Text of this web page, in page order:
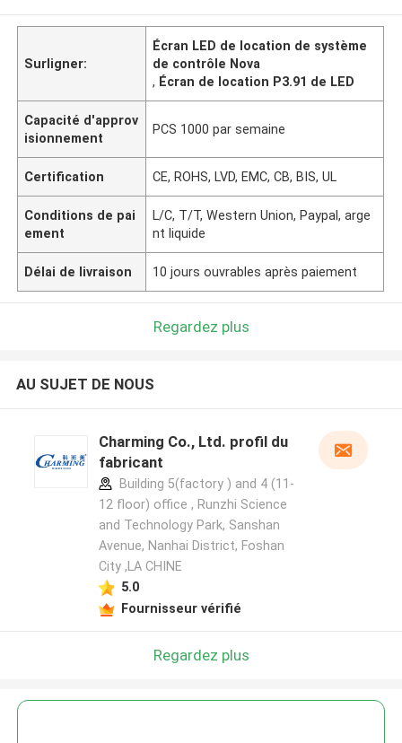
Surligner:
Écran LED de location de système
de contrôle Nova
, Écran de location P3.91 de LED
Capacité d'approv
isionnement
PCS 1000 par semaine
Certification CE, ROHS, LVD, EMC, CB, BIS, UL
Conditions de pai
ement
L/C, T/T, Western Union, Paypal, arge
nt liquide
Délai de livraison 10 jours ouvrables après paiement
Regardez plus
AU SUJET DE NOUS
Charming Co., Ltd. profil du
fabricant
Building 5(factory ) and 4 (11-
12 floor) office , Runzhi Science
and Technology Park, Sanshan
Avenue, Nanhai District, Foshan
City ,LA CHINE
5.0
Fournisseur vérifié
Regardez plus